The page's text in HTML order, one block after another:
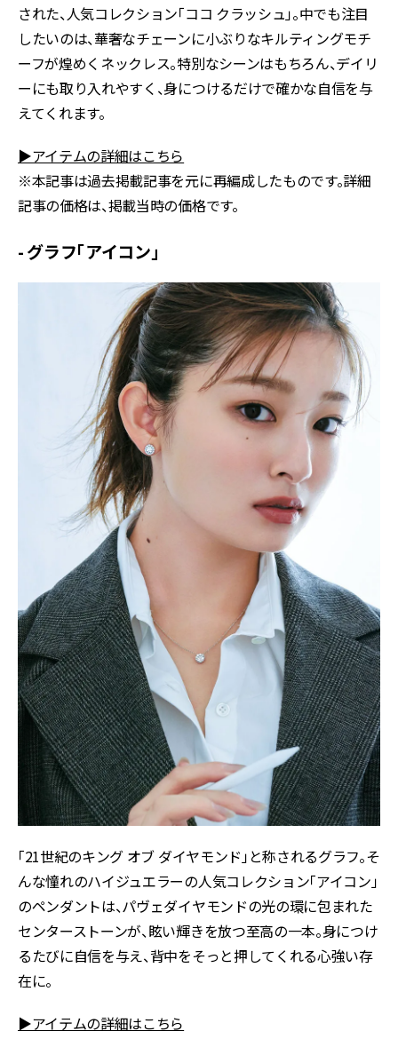
された、人気コレクション「ココ クラッシュ」。中でも注目
したいのは、華奢なチェーンに小ぶりなキルティングモチ
ーフが煌めくネックレス。特別なシーンはもちろん、デイリ
ーにも取り入れやすく、身につけるだけで確かな自信を与
えてくれます。
▶アイテムの詳細はこちら
※本記事は過去掲載記事を元に再編成したものです。詳細
記事の価格は、掲載当時の価格です。
- グラフ「アイコン」
「21世紀のキング オブ ダイヤモンド」と称されるグラフ。そ
んな憧れのハイジュエラーの人気コレクション「アイコン」
のペンダントは、パヴェダイヤモンドの光の環に包まれた
センターストーンが、眩い輝きを放つ至高の一本。身につけ
るたびに自信を与え、背中をそっと押してくれる心強い存
在に。
▶アイテムの詳細はこちら